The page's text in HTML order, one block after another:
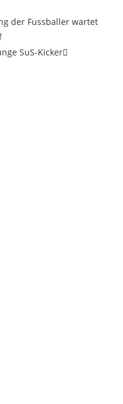
der Fussballer wartet
SuS-Kicker